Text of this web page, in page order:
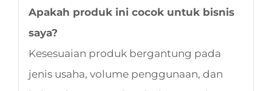
Apakah produk ini cocok untuk bisnis
saya?
Kesesuaian produk bergantung pada
jenis usaha, volume penggunaan, dan